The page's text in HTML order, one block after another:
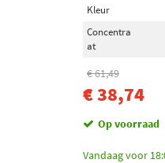
Kleur
Concentra
at
€ 61,49
€ 38,74
Op voorraad
Vandaag voor